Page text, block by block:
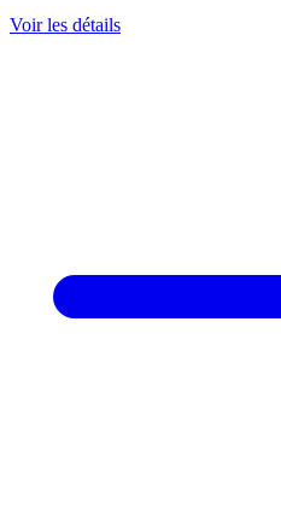
Voir les détails